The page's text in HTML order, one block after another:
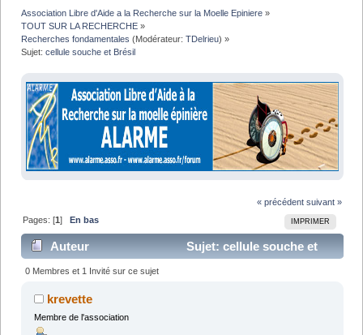
Association Libre d'Aide a la Recherche sur la Moelle Epiniere »
TOUT SUR LA RECHERCHE »
Recherches fondamentales (Modérateur:TDelrieu) »
Sujet:cellule souche et Brésil
« précédent suivant »
IMPRIMER
Pages: [1] En bas
Auteur
Sujet: cellule souche et
Brésil (Lu 11204 fois)
0 Membres et 1 Invité sur ce sujet
krevette
Membre de l'association